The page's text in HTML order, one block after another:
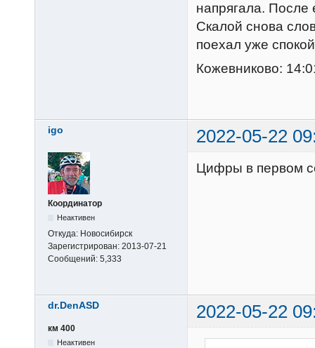
напрягала. После
Скалой снова
поехал уже
Кожевниково:
igo 2022-05-22
Координатор
Неактивен
Откуда: Новосибирск
Зарегистрирован: 2013-07-21
Сообщений: 5,333
Цифры в первом
dr.DenASD 2022-05-22
км 400
Неактивен